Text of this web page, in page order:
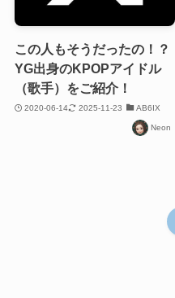
この人もそうだったの！？
YG出身のKPOPアイドル
（歌手）をご紹介！
2020-06-14 2025-11-23 AB6IX
Neon